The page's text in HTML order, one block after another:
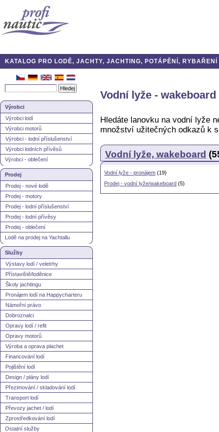
KATALOG PRO LODĚ, JACHTY, JACHTING, POTÁPĚNÍ,
Výrobci
Výrobci lodí
Výrobci motorů
Výrobci - lodní příslušenství
Výrobci lodních přívěsů
Výrobci - oblečení
Prodej
Prodej - nové lodě
Prodej - motory
Prodej - lodní příslušenství
Prodej - lodní přívěsy
Prodej - oblečení
Lodě na prodej na Yachtallu
Služby
Výstavy lodí / veletrhy
Přístaviště/loděnice
Školy jachtingu
Pronájem lodí na Happycharteru
Námořní právo
Dobroznalci
Opravy lodí / refit
Opravy motorů
Výroba a oprava plachet
Financování lodí
Pojištění lodí
Design / plány lodí
Přezimování / skladování lodí
Transport lodí
Převozy jachet / lodí
Zprostředkování lodí
Ostatní služby
Vodní lyže -
Hledáte lanovku na vodní lyže
množství užitečných odkazů k
Vodní lyže, wakeboard
Vodní lyže - pronájem (19)
Prodej - vodní lyže/wakeboard (5)